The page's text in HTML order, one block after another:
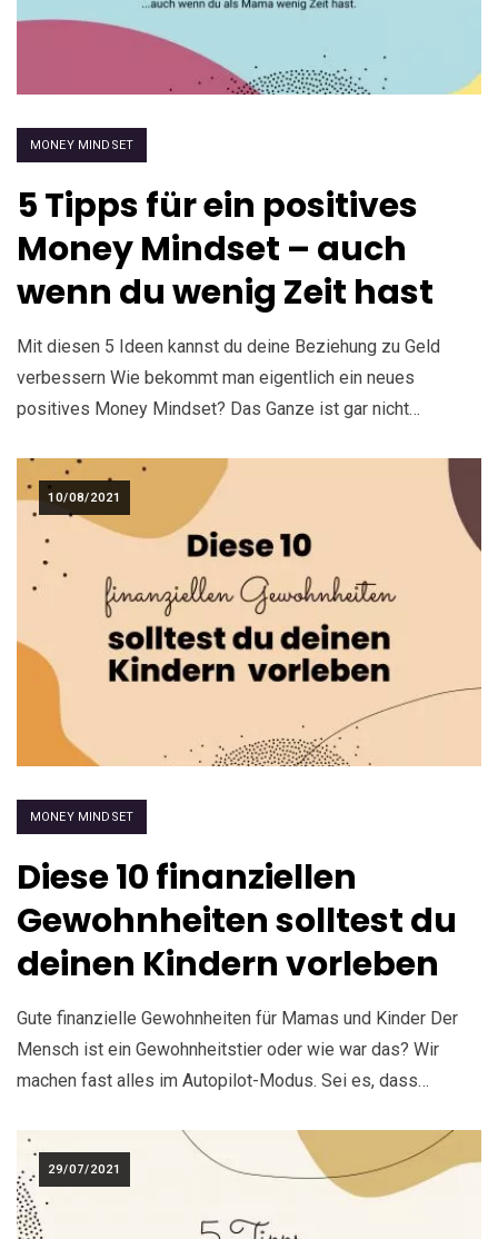
MONEY MINDSET
5 Tipps für ein positives
Money Mindset – auch
wenn du wenig Zeit hast
Mit diesen 5 Ideen kannst du deine Beziehung zu Geld
verbessern Wie bekommt man eigentlich ein neues
positives Money Mindset? Das Ganze ist gar nicht…
10/08/2021
MONEY MINDSET
Diese 10 finanziellen
Gewohnheiten solltest du
deinen Kindern vorleben
Gute finanzielle Gewohnheiten für Mamas und Kinder Der
Mensch ist ein Gewohnheitstier oder wie war das? Wir
machen fast alles im Autopilot-Modus. Sei es, dass…
29/07/2021